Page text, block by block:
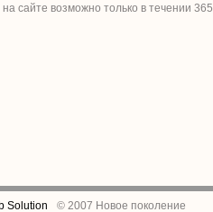
сайте возможно только в течении365
Solution © 2007 Новое поколение